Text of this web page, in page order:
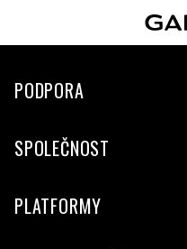
PODPORA
SPOLEČNOST
PLATFORMY